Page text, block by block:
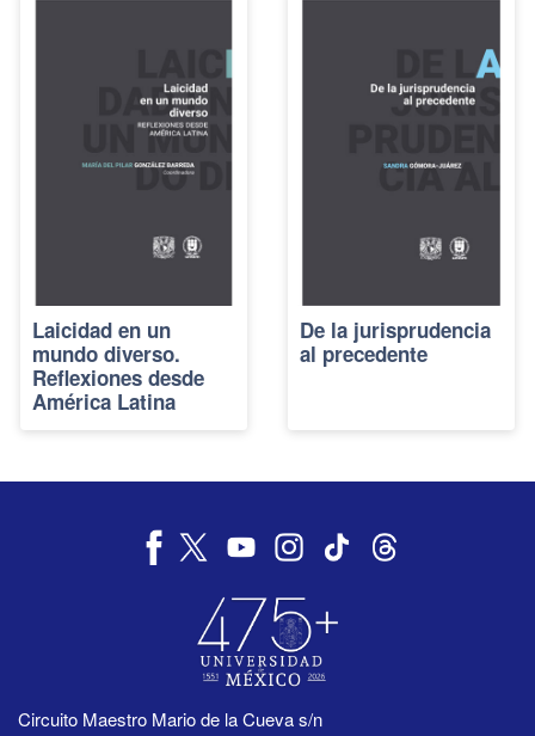
Laicidad en un
mundo diverso.
Reflexiones desde
América Latina
De la jurisprudencia
al precedente
Circuito Maestro Mario de la Cueva s/n